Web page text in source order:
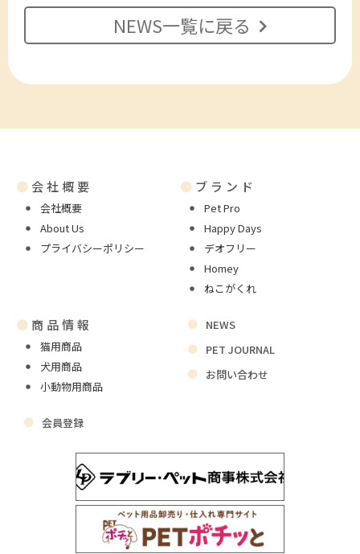
NEWS一覧に戻る
● 会社概要
会社概要
About Us
プライバシーポリシー
● ブランド
Pet Pro
Happy Days
デオフリー
Homey
ねこがくれ
● 商品情報
猫用商品
犬用商品
小動物用商品
NEWS
PET JOURNAL
お問い合わせ
会員登録